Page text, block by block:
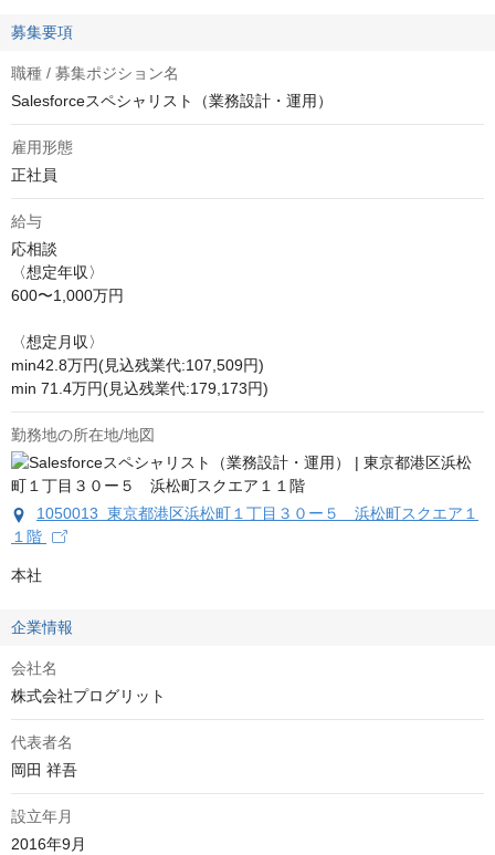
募集要項
職種 / 募集ポジション名
Salesforceスペシャリスト（業務設計・運用）
雇用形態
正社員
給与
応相談
〈想定年収〉
600〜1,000万円
〈想定月収〉
min42.8万円(見込残業代:107,509円)
min 71.4万円(見込残業代:179,173円)
勤務地の所在地/地図
1050013 東京都港区浜松町１丁目３０ー５ 浜松町スクエア１
１階
本社
企業情報
会社名
株式会社プログリット
代表者名
岡田 祥吾
設立年月
2016年9月